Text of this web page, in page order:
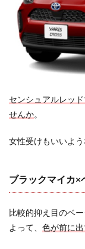
センシュアルレッ
せんか。
女性受けもいいよう
ブラックマイカ×
比較的抑え目のベ
よって、 色が前に